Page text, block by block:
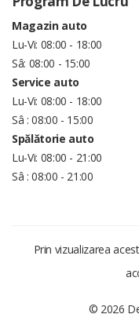
Magazin auto
Lu-Vi: 08:00 - 18:00
Sâ: 08:00 - 15:00
Service auto
Lu-Vi: 08:00 - 18:00
Sâ : 08:00 - 15:00
Spălătorie auto
Lu-Vi: 08:00 - 21:00
Sâ : 08:00 - 21:00
Prin vizualizarea
© 2026